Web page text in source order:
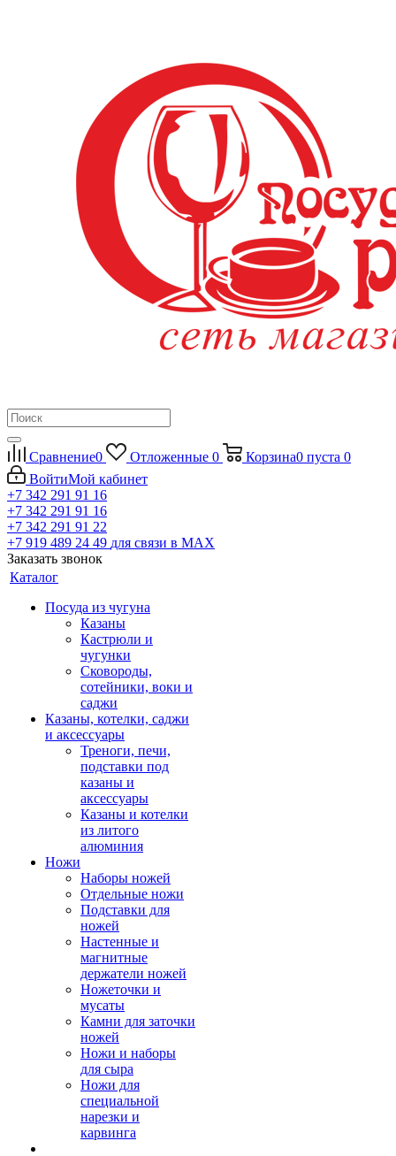
Сравнение0 Отложенные 0 Корзина0 пуста 0
ВойтиМой кабинет
+7 342 291 91 16
+7 342 291 91 16
+7 342 291 91 22
+7 919 489 24 49 для связи в МАХ
Заказать звонок
Каталог
Посуда из чугуна
Казаны
Кастрюли и
чугунки
Сковороды,
сотейники, воки и
саджи
Казаны, котелки, саджи
и аксессуары
Треноги, печи,
подставки под
казаны и
аксессуары
Казаны и котелки
из литого
алюминия
Ножи
Наборы ножей
Отдельные ножи
Подставки для
ножей
Настенные и
магнитные
держатели ножей
Ножеточки и
мусаты
Камни для заточки
ножей
Ножи и наборы
для сыра
Ножи для
специальной
нарезки и
карвинга